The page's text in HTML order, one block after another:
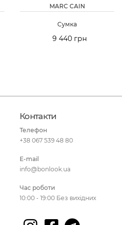
MARC CAIN
Сумка
9 440 грн
Контакти
Телефон
+38 067 539 48 80
E-mail
info@bonlook.ua
Час роботи
10:00 - 19:00 Без вихідних